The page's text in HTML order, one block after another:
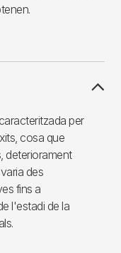
per
cosa que
deteriorament
des
fins a
l'estadi de la